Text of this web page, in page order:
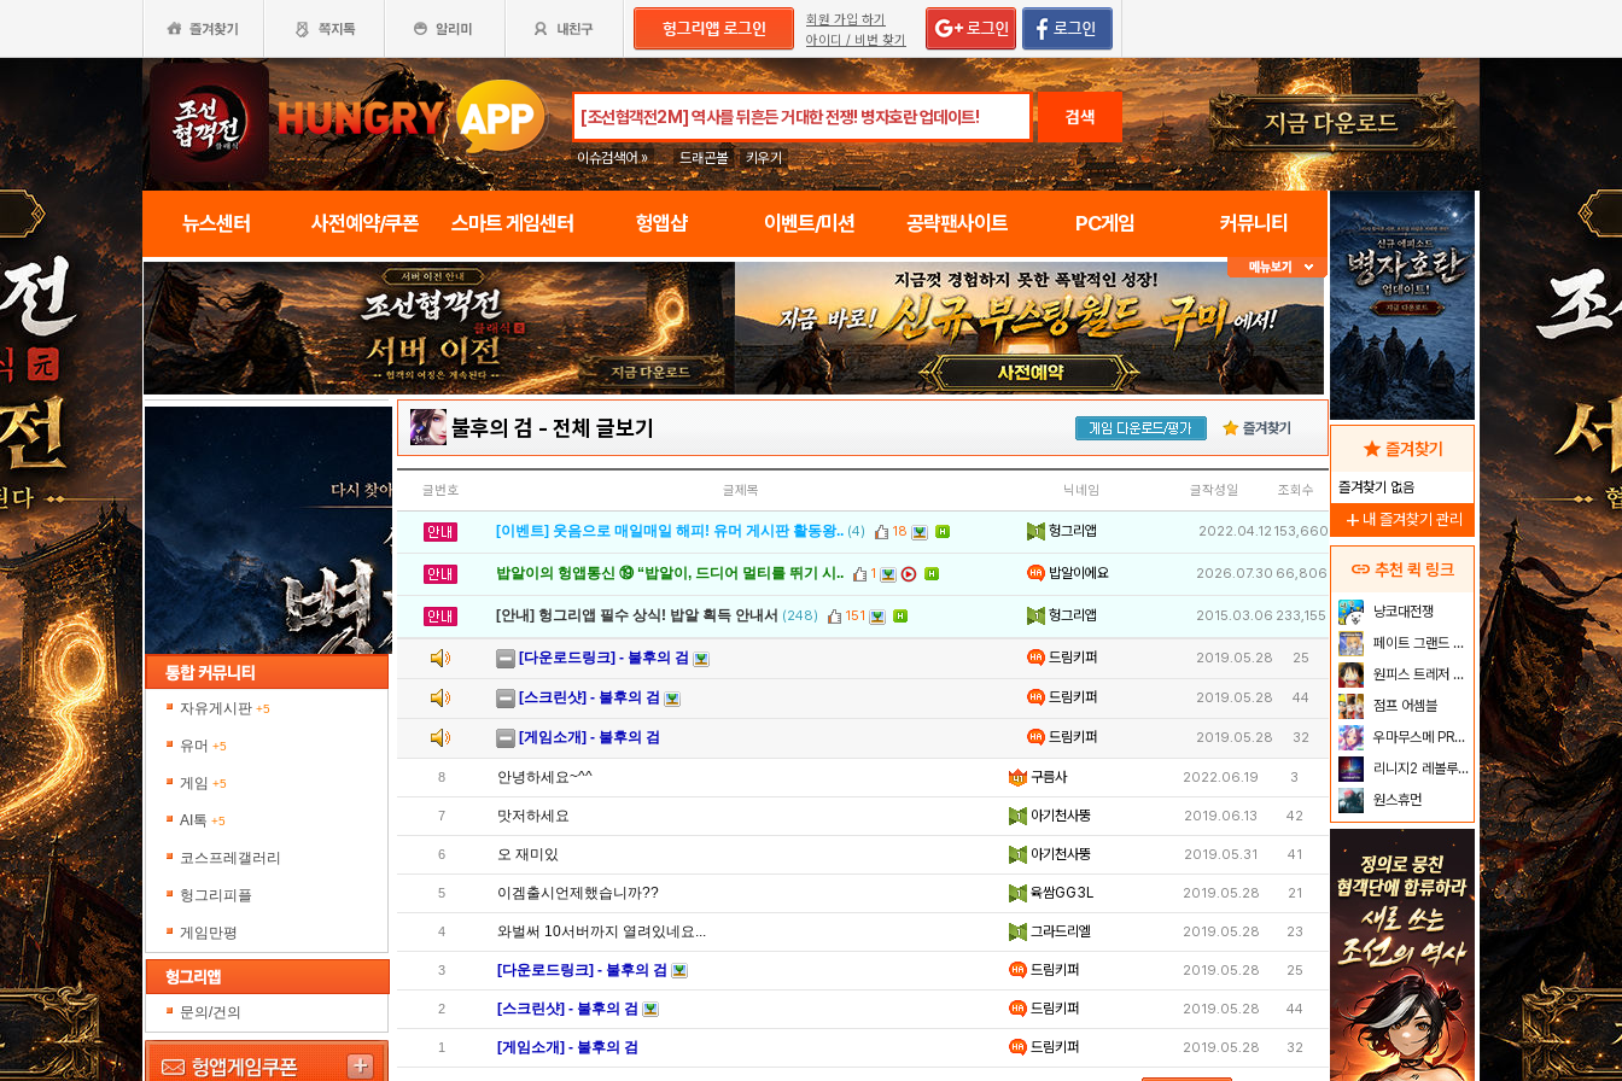
회원 가입 하기
아이디 / 비번 찾기
검색
이슈검색어 » 드래곤볼 키우기
뉴스센터 사전예약/쿠폰 스마트 게임센터 헝앱샵 이벤트/미션 공략팬사이트 PC게임 커뮤니티
자유게시판 +5
유머 +5
게임 +5
AI톡 +5
코스프레갤러리
헝그리피플
게임만평
문의/건의
불후의 검 - 전체 글보기 즐겨찾기
글번호 글제목 닉네임 글작성일 조회수
[이벤트] 웃음으로 매일매일 해피! 유머 게시판 활동왕.. (4) 18 헝그리앱 2022.04.12 153,660
밥알이의 헝앱통신 ⑲ “밥알이, 드디어 멀티를 뛰기 시.. 1 밥알이에요 2026.07.30 66,806
[안내] 헝그리앱 필수 상식! 밥알 획득 안내서 (248) 151 헝그리앱 2015.03.06 233,155
[다운로드링크] - 불후의 검 드림키퍼 2019.05.28 25
[스크린샷] - 불후의 검 드림키퍼 2019.05.28 44
[게임소개] - 불후의 검 드림키퍼 2019.05.28 32
8 안녕하세요~^^ 구름사 2022.06.19 3
7 맛저하세요 아기천사뚱 2019.06.13 42
6 오 재미있 아기천사뚱 2019.05.31 41
5 이겜출시언제했습니까?? 육쌈GG3L 2019.05.28 21
4 와벌써 10서버까지 열려있네요... 그라드리엘 2019.05.28 23
3 [다운로드링크] - 불후의 검 드림키퍼 2019.05.28 25
2 [스크린샷] - 불후의 검 드림키퍼 2019.05.28 44
1 [게임소개] - 불후의 검 드림키퍼 2019.05.28 32
star 즐겨찾기
즐겨찾기 없음
add 내 즐겨찾기 관리
link 추천 퀵 링크
냥코대전쟁
페이트 그랜드 오더
원피스 트레저 크루즈
점프 어셈블
우마무스메 PRETTY DERBY
리니지2 레볼루션
원스휴먼